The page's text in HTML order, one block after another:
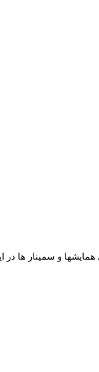
برگزاری همایشها و